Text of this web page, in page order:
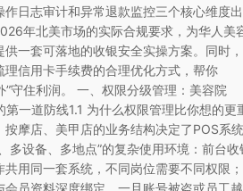
作日志审计和异常退款监控三个核心维度出
年北美市场的实际合规要求，为华人美
供一套可落地的收银安全实操方案。同时，
理信用卡手续费的合理优化方式，帮你
”守住利润。 一、权限分级管理：美容院
第一道防线1.1 为什么权限管理比你想的更
按摩店、美甲店的业务结构决定了POS系统
多设备、多地点”的复杂使用环境：前台收
共用同一套系统，不同岗位需要不同权限；
会员资料深度绑定，一旦账号被盗或员工越